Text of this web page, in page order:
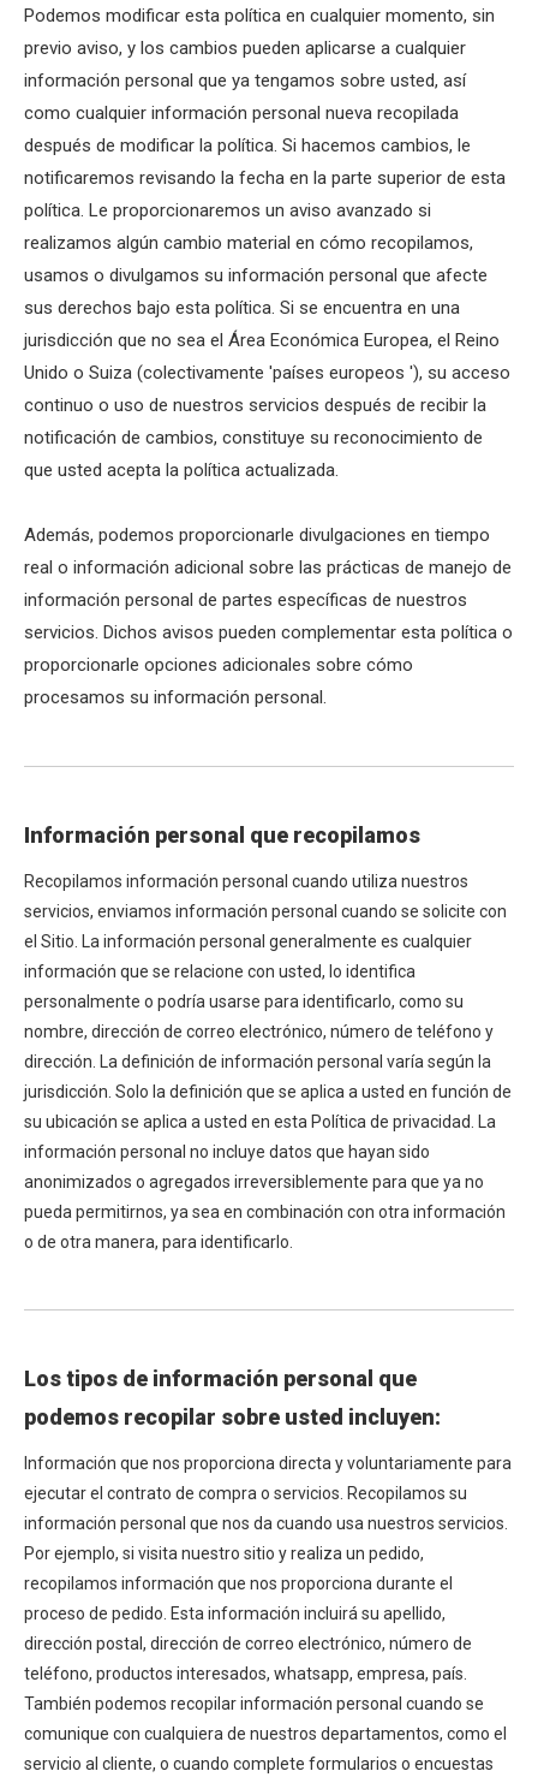
Podemos modificar esta política en cualquier momento, sin
previo aviso, y los cambios pueden aplicarse a cualquier
información personal que ya tengamos sobre usted, así
como cualquier información personal nueva recopilada
después de modificar la política. Si hacemos cambios, le
notificaremos revisando la fecha en la parte superior de esta
política. Le proporcionaremos un aviso avanzado si
realizamos algún cambio material en cómo recopilamos,
usamos o divulgamos su información personal que afecte
sus derechos bajo esta política. Si se encuentra en una
jurisdicción que no sea el Área Económica Europea, el Reino
Unido o Suiza (colectivamente 'países europeos '), su acceso
continuo o uso de nuestros servicios después de recibir la
notificación de cambios, constituye su reconocimiento de
que usted acepta la política actualizada.
Además, podemos proporcionarle divulgaciones en tiempo
real o información adicional sobre las prácticas de manejo de
información personal de partes específicas de nuestros
servicios. Dichos avisos pueden complementar esta política o
proporcionarle opciones adicionales sobre cómo
procesamos su información personal.
Información personal que recopilamos
Recopilamos información personal cuando utiliza nuestros
servicios, enviamos información personal cuando se solicite con
el Sitio. La información personal generalmente es cualquier
información que se relacione con usted, lo identifica
personalmente o podría usarse para identificarlo, como su
nombre, dirección de correo electrónico, número de teléfono y
dirección. La definición de información personal varía según la
jurisdicción. Solo la definición que se aplica a usted en función de
su ubicación se aplica a usted en esta Política de privacidad. La
información personal no incluye datos que hayan sido
anonimizados o agregados irreversiblemente para que ya no
pueda permitirnos, ya sea en combinación con otra información
o de otra manera, para identificarlo.
Los tipos de información personal que
podemos recopilar sobre usted incluyen:
Información que nos proporciona directa y voluntariamente para
ejecutar el contrato de compra o servicios. Recopilamos su
información personal que nos da cuando usa nuestros servicios.
Por ejemplo, si visita nuestro sitio y realiza un pedido,
recopilamos información que nos proporciona durante el
proceso de pedido. Esta información incluirá su apellido,
dirección postal, dirección de correo electrónico, número de
teléfono, productos interesados, whatsapp, empresa, país.
También podemos recopilar información personal cuando se
comunique con cualquiera de nuestros departamentos, como el
servicio al cliente, o cuando complete formularios o encuestas